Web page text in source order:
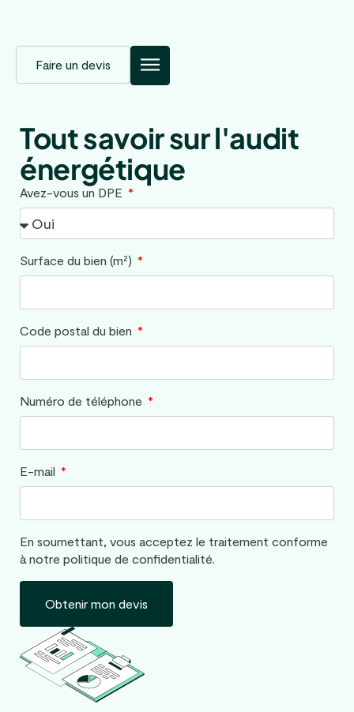
Faire un devis
Tout savoir sur l'audit
énergétique
Avez-vous un DPE
Surface du bien (m²)
Code postal du bien
Numéro de téléphone
E-mail
En soumettant, vous acceptez le traitement conforme
à notre politique de confidentialité.
Obtenir mon devis